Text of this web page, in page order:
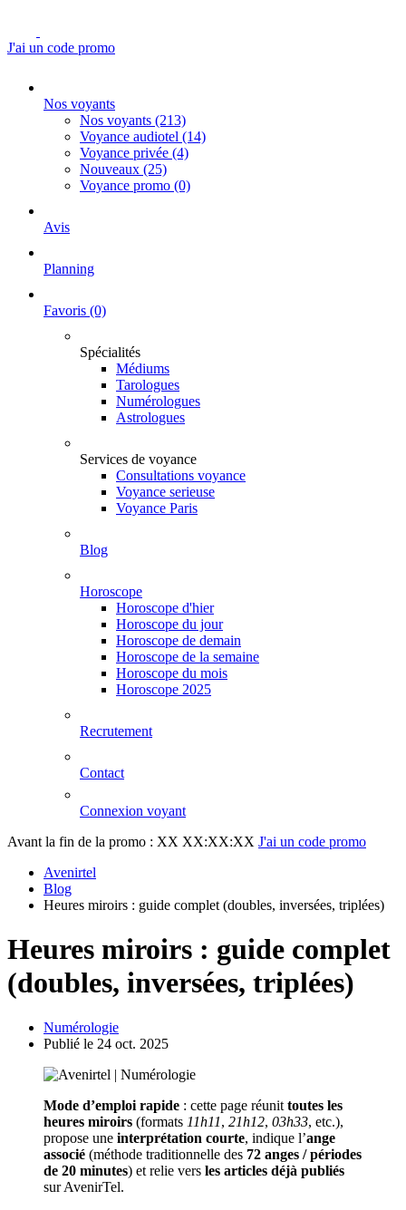
J'ai un code promo
Nos voyants
Nos voyants (213)
Voyance audiotel (14)
Voyance privée (4)
Nouveaux (25)
Voyance promo (0)
Avis
Planning
Favoris (0)
Spécialités
Médiums
Tarologues
Numérologues
Astrologues
Services de voyance
Consultations voyance
Voyance serieuse
Voyance Paris
Blog
Horoscope
Horoscope d'hier
Horoscope du jour
Horoscope de demain
Horoscope de la semaine
Horoscope du mois
Horoscope 2025
Recrutement
Contact
Connexion voyant
Avant la fin de la promo : XX XX:XX:XX J'ai un code promo
Avenirtel
Blog
Heures miroirs : guide complet (doubles, inversées, triplées)
Heures miroirs : guide complet
(doubles, inversées, triplées)
Numérologie
Publié le 24 oct. 2025
Mode d’emploi rapide : cette page réunit toutes les
heures miroirs (formats 11h11, 21h12, 03h33, etc.),
propose une interprétation courte, indique l’ange
associé (méthode traditionnelle des 72 anges / périodes
de 20 minutes) et relie vers les articles déjà publiés
sur AvenirTel.